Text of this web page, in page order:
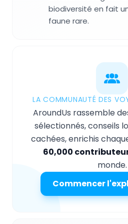
biodiversité en fait
faune rare.
LA COMMUNAUTÉ DES
AroundUs rassemble
sélectionnés, conseils
cachées, enrichis
60,000
monde.
Commencer